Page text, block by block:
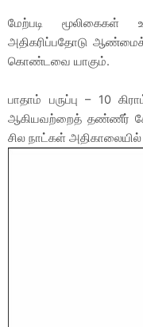
மேற்படி
அதிகரிப்பதோடு
கொண்டவை யாகும்.
பாதாம் பருப்பு – 10
ஆகியவற்றைத் தண்ணீர்
சில நாட்கள் அதிகாலையில்